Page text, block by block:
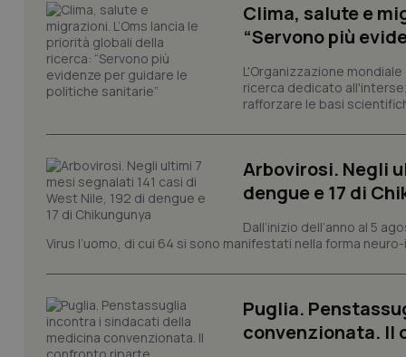
Clima, salute e
“Servono più
L'Organizzazione
ricerca dedicato
rafforzare le basi
Arbovirosi. Negli
dengue e 17 di
Dall’inizio dell’anno al 5
Virus l’uomo, di cui 64 si sono manifestati nella forma neuro-
Puglia.
convenzionata. Il
tracking-sites-
_ga
PHPSESSID
_ga_KM60CM4NPH